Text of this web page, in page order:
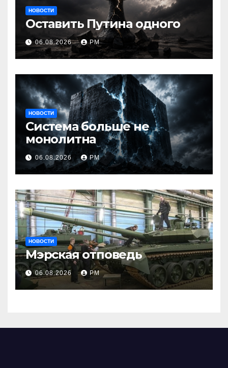
НОВОСТИ
Оставить Путина одного
06.08.2026 РМ
НОВОСТИ
Система больше не
монолитна
06.08.2026 РМ
НОВОСТИ
Мэрская отповедь
06.08.2026 РМ